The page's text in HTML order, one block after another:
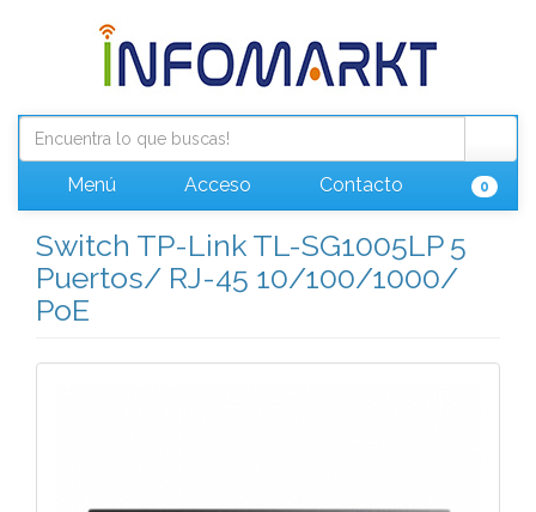
Menú Acceso Contacto 0
Switch TP-Link TL-SG1005LP 5
Puertos/ RJ-45 10/100/1000/
PoE